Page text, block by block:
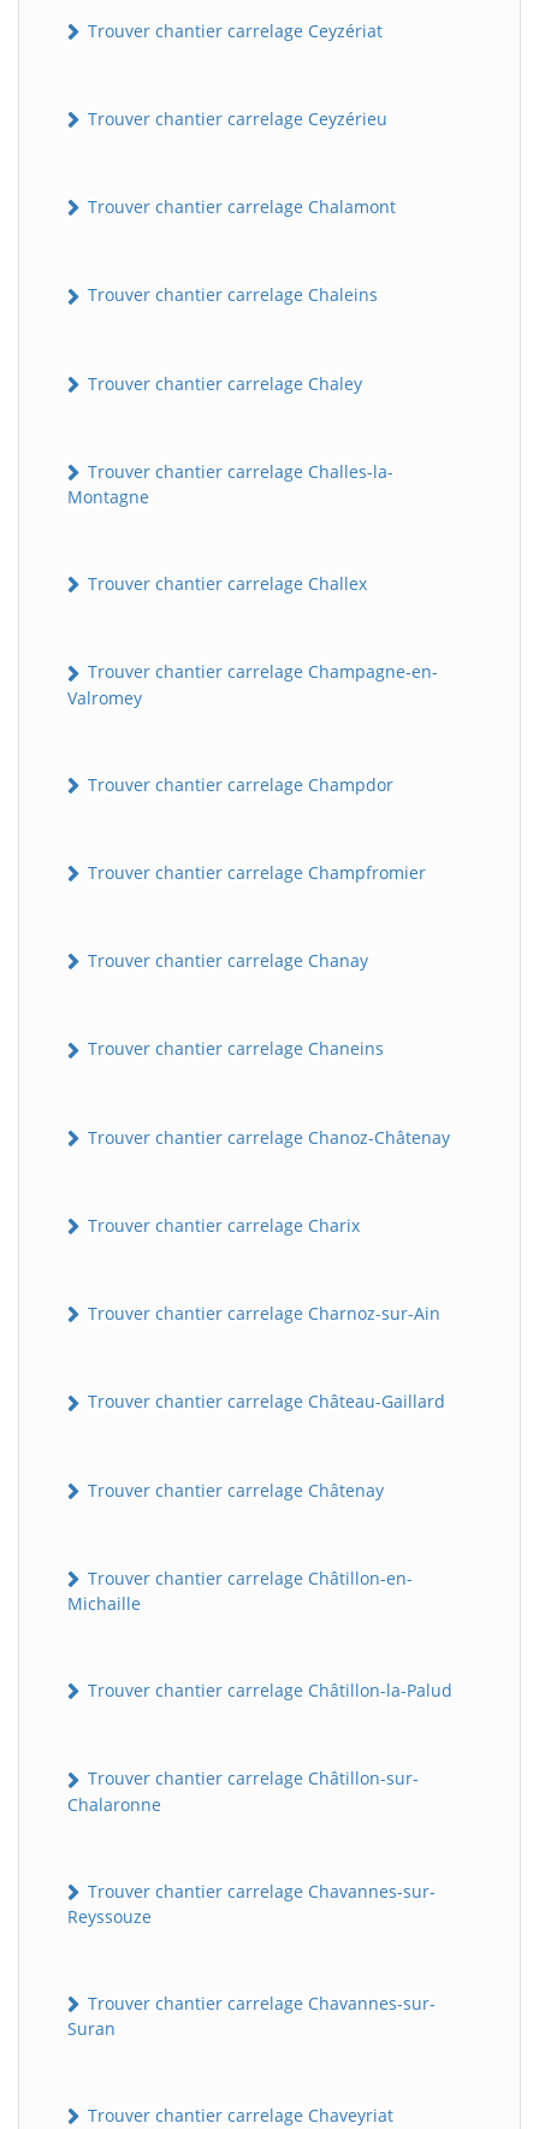
Trouver chantier carrelage Ceyzériat
Trouver chantier carrelage Ceyzérieu
Trouver chantier carrelage Chalamont
Trouver chantier carrelage Chaleins
Trouver chantier carrelage Chaley
Trouver chantier carrelage Challes-la-
Montagne
Trouver chantier carrelage Challex
Trouver chantier carrelage Champagne-en-
Valromey
Trouver chantier carrelage Champdor
Trouver chantier carrelage Champfromier
Trouver chantier carrelage Chanay
Trouver chantier carrelage Chaneins
Trouver chantier carrelage Chanoz-Châtenay
Trouver chantier carrelage Charix
Trouver chantier carrelage Charnoz-sur-Ain
Trouver chantier carrelage Château-Gaillard
Trouver chantier carrelage Châtenay
Trouver chantier carrelage Châtillon-en-
Michaille
Trouver chantier carrelage Châtillon-la-Palud
Trouver chantier carrelage Châtillon-sur-
Chalaronne
Trouver chantier carrelage Chavannes-sur-
Reyssouze
Trouver chantier carrelage Chavannes-sur-
Suran
Trouver chantier carrelage Chaveyriat